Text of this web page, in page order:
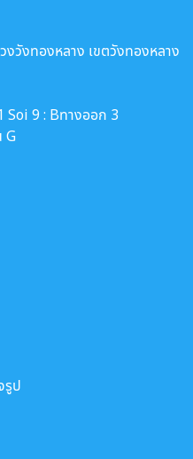
วังทองหลาง เขตวังทองหลาง
Soi 9 : Bทางออก 3
G
รูป